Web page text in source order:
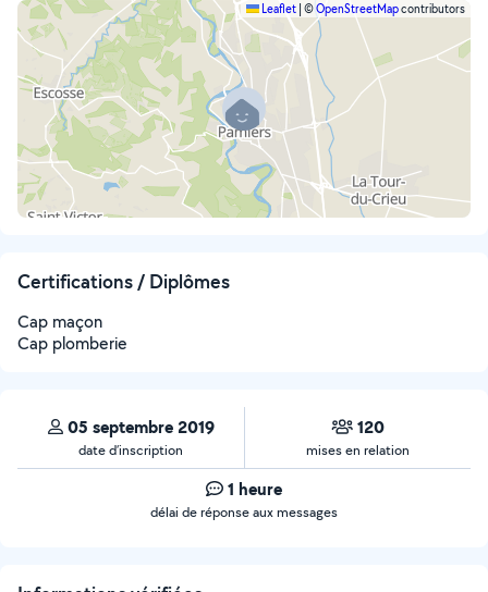
Leaflet ©OpenStreetMapcontributors
Certifications / Diplômes
Cap maçon
Cap plomberie
05 septembre 2019
date d’inscription
120
mises en relation
1 heure
délai de réponse aux messages